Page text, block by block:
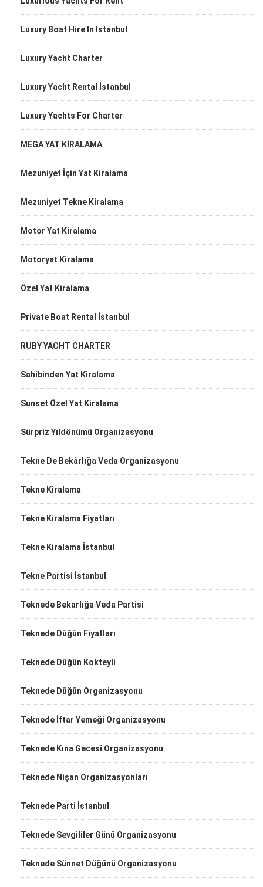
Luxury Boat Hire In Istanbul
Luxury Yacht Charter
Luxury Yacht Rental İstanbul
Luxury Yachts For Charter
MEGA YAT KİRALAMA
Mezuniyet İçin Yat Kiralama
Mezuniyet Tekne Kiralama
Motor Yat Kiralama
Motoryat Kiralama
Özel Yat Kiralama
Private Boat Rental İstanbul
RUBY YACHT CHARTER
Sahibinden Yat Kiralama
Sunset Özel Yat Kiralama
Sürpriz Yıldönümü Organizasyonu
Tekne De Bekârlığa Veda Organizasyonu
Tekne Kiralama
Tekne Kiralama Fiyatları
Tekne Kiralama İstanbul
Tekne Partisi İstanbul
Teknede Bekarlığa Veda Partisi
Teknede Düğün Fiyatları
Teknede Düğün Kokteyli
Teknede Düğün Organizasyonu
Teknede İftar Yemeği Organizasyonu
Teknede Kına Gecesi Organizasyonu
Teknede Nişan Organizasyonları
Teknede Parti İstanbul
Teknede Sevgililer Günü Organizasyonu
Teknede Sünnet Düğünü Organizasyonu